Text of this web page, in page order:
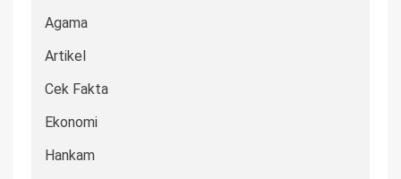
Agama
Artikel
Cek Fakta
Ekonomi
Hankam